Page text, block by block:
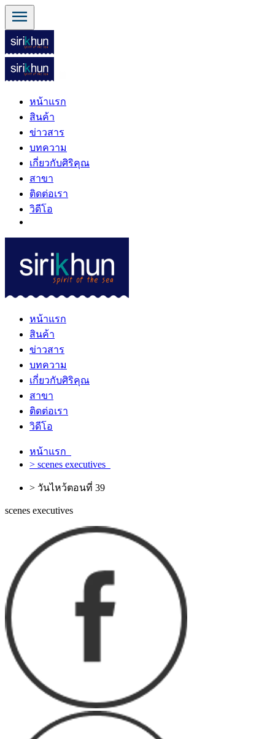
menu
หน้าแรก
สินค้า
ข่าวสาร
บทความ
เกี่ยวกับศิริคุณ
สาขา
ติดต่อเรา
วิดีโอ
หน้าแรก
สินค้า
ข่าวสาร
บทความ
เกี่ยวกับศิริคุณ
สาขา
ติดต่อเรา
วิดีโอ
หน้าแรก
> scenes executives
> วันไหว้ตอนที่ 39
scenes executives